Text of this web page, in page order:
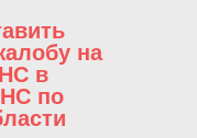
на
в
по